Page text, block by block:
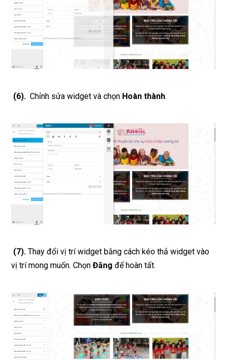
(6). Chỉnh sửa widget và chọn Hoàn thành.
(7). Thay đổi vị trí widget bằng cách kéo thả widget vào
vị trí mong muốn. Chọn Đăng để hoàn tất.